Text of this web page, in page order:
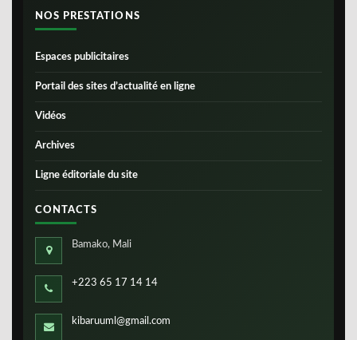
NOS PRESTATIONS
Espaces publicitaires
Portail des sites d’actualité en ligne
Vidéos
Archives
Ligne éditoriale du site
CONTACTS
Bamako, Mali
+223 65 17 14 14
kibaruuml@gmail.com